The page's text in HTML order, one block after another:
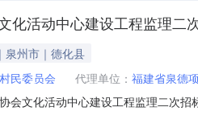
化活动中心建设工程监理二
泉州市｜德化县
民委员会 代理单位： 福建省泉德
会文化活动中心建设工程监理二次